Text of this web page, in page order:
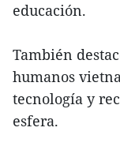
educación.
También
humanos
tecnología y
esfera.